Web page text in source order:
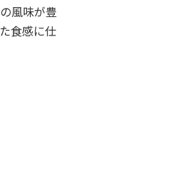
風味が豊
食感に仕